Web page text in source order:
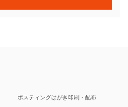
ポスティングはがき印刷・配布